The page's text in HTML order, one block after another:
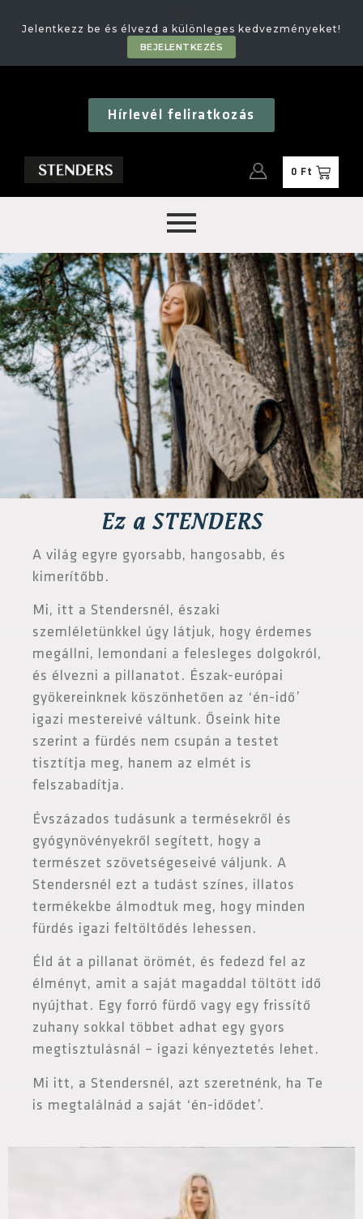
Jelentkezz be és élvezd a különleges kedvezményeket!
BEJELENTKEZÉS
Hírlevél feliratkozás
0 Ft
Ez a STENDERS
A világ egyre gyorsabb, hangosabb, és
kimerítőbb.
Mi, itt a Stendersnél, északi
szemléletünkkel úgy látjuk, hogy érdemes
megállni, lemondani a felesleges dolgokról,
és élvezni a pillanatot. Észak-európai
gyökereinknek köszönhetően az ‘én-idő’
igazi mestereivé váltunk. Őseink hite
szerint a fürdés nem csupán a testet
tisztítja meg, hanem az elmét is
felszabadítja.
Évszázados tudásunk a termésekről és
gyógynövényekről segített, hogy a
természet szövetségeseivé váljunk. A
Stendersnél ezt a tudást színes, illatos
termékekbe álmodtuk meg, hogy minden
fürdés igazi feltöltődés lehessen.
Éld át a pillanat örömét, és fedezd fel az
élményt, amit a saját magaddal töltött idő
nyújthat. Egy forró fürdő vagy egy frissítő
zuhany sokkal többet adhat egy gyors
megtisztulásnál – igazi kényeztetés lehet.
Mi itt, a Stendersnél, azt szeretnénk, ha Te
is megtalálnád a saját ‘én-idődet’.